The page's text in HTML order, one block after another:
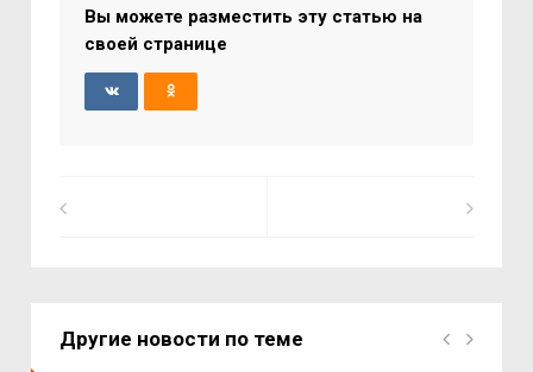
Вы можете разместить эту статью на
своей странице
Другие новости по теме